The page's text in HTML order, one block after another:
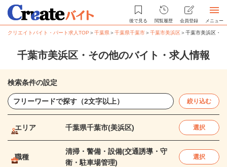
後で見る 閲覧履歴 会員登録 メニュー
クリエイトバイト・パート求人TOP ＞千葉県＞千葉県千葉市＞千葉市美浜区＞千葉市美浜区・
千葉市美浜区・その他のバイト・求人情報
検索条件の設定
絞り込む
エリア 千葉県千葉市(美浜区) 選択
職種
清掃・警備・設備(交通誘導・守
衛・駐車場管理)
選択